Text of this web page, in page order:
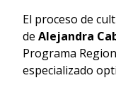
El proceso de
de Alejandra
Programa
especializado